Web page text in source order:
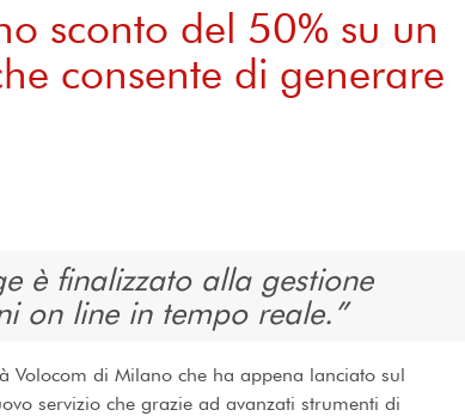
sconto del 50% su un
consente di generare
è finalizzato alla gestione
on line in tempo reale.
Volocom di Milano che ha appena lanciato sul
servizio che grazie ad avanzati strumenti di